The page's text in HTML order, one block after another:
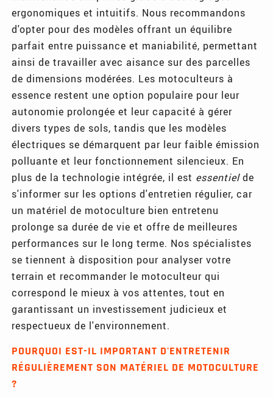
ergonomiques et intuitifs. Nous recommandons
d'opter pour des modèles offrant un équilibre
parfait entre puissance et maniabilité, permettant
ainsi de travailler avec aisance sur des parcelles
de dimensions modérées. Les motoculteurs à
essence restent une option populaire pour leur
autonomie prolongée et leur capacité à gérer
divers types de sols, tandis que les modèles
électriques se démarquent par leur faible émission
polluante et leur fonctionnement silencieux. En
plus de la technologie intégrée, il est essentielde
s'informer sur les options d'entretien régulier, car
un matériel de motoculture bien entretenu
prolonge sa durée de vie et offre de meilleures
performances sur le long terme. Nos spécialistes
se tiennent à disposition pour analyser votre
terrain et recommander le motoculteur qui
correspond le mieux à vos attentes, tout en
garantissant un investissement judicieux et
respectueux de l'environnement.
POURQUOI EST-IL IMPORTANT D'ENTRETENIR
RÉGULIÈREMENT SON MATÉRIEL DE MOTOCULTURE
?